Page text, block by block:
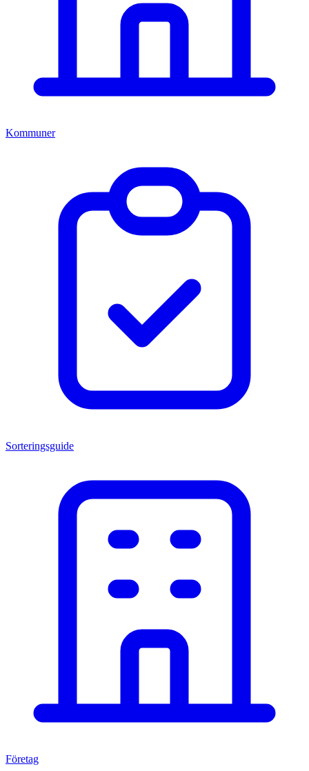
Kommuner
Sorteringsguide
Företag